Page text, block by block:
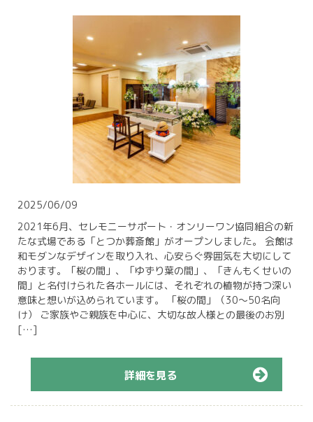
2025/06/09
2021年6月、セレモニーサポート・オンリーワン協同組合の新
たな式場である「とつか葬斎館」がオープンしました。 会館は
和モダンなデザインを取り入れ、心安らぐ雰囲気を大切にして
おります。「桜の間」、「ゆずり葉の間」、「きんもくせいの
間」と名付けられた各ホールには、それぞれの植物が持つ深い
意味と想いが込められています。 「桜の間」（30～50名向
け） ご家族やご親族を中心に、大切な故人様との最後のお別
[…]
詳細を見る